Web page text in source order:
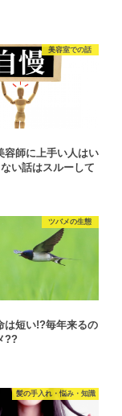
美容室での話
容師に上手い人はい
い話はスルーして
ツバメの生態
は短い!?毎年来るの
??
髪の手入れ・悩み・知識